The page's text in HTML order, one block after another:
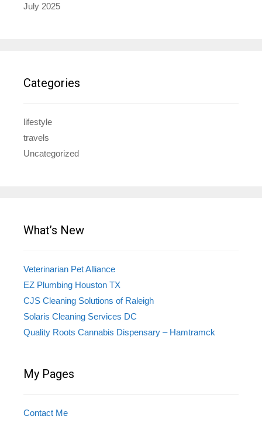
July 2025
Categories
lifestyle
travels
Uncategorized
What’s New
Veterinarian Pet Alliance
EZ Plumbing Houston TX
CJS Cleaning Solutions of Raleigh
Solaris Cleaning Services DC
Quality Roots Cannabis Dispensary – Hamtramck
My Pages
Contact Me